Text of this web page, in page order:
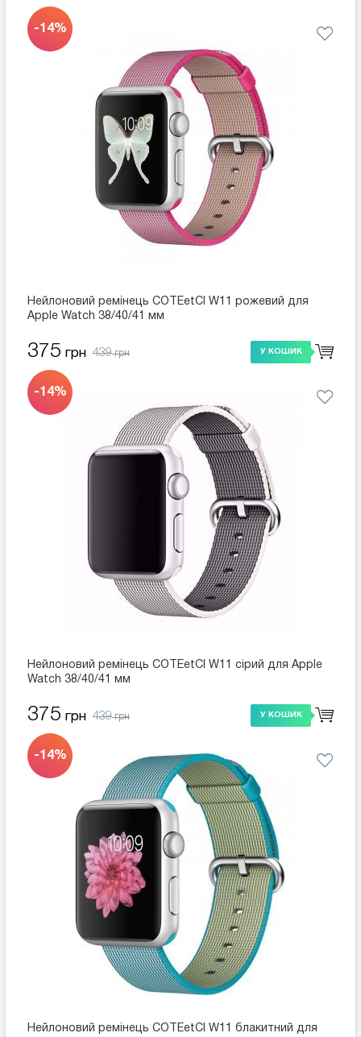
-14%
Нейлоновий ремінець COTEetCI W11 рожевий для
Apple Watch 38/40/41 мм
375 грн 439грн У КОШИК
-14%
Нейлоновий ремінець COTEetCI W11 сірий для Apple
Watch 38/40/41 мм
375 грн 439грн У КОШИК
-14%
Нейлоновий ремінець COTEetCI W11 блакитний для